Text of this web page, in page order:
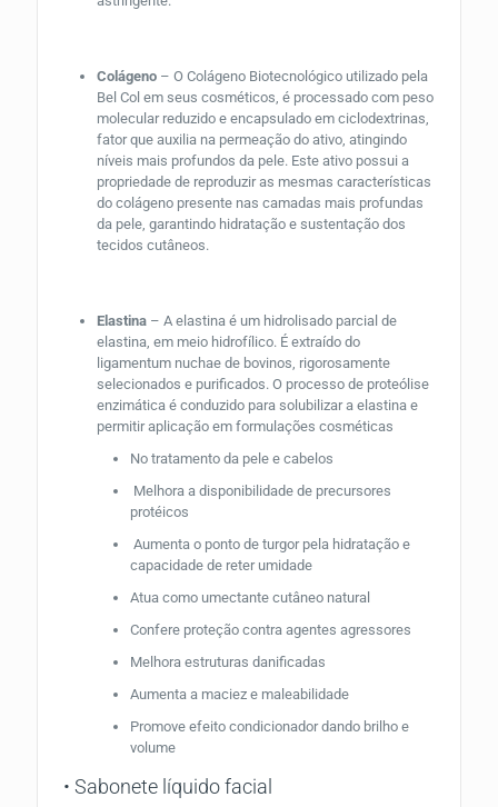
Colágeno – O Colágeno Biotecnológico utilizado pela
Bel Col em seus cosméticos, é processado com peso
molecular reduzido e encapsulado em ciclodextrinas,
fator que auxilia na permeação do ativo, atingindo
níveis mais profundos da pele. Este ativo possui a
propriedade de reproduzir as mesmas características
do colágeno presente nas camadas mais profundas
da pele, garantindo hidratação e sustentação dos
tecidos cutâneos.
Elastina – A elastina é um hidrolisado parcial de
elastina, em meio hidrofílico. É extraído do
ligamentum nuchae de bovinos, rigorosamente
selecionados e purificados. O processo de proteólise
enzimática é conduzido para solubilizar a elastina e
permitir aplicação em formulações cosméticas
No tratamento da pele e cabelos
Melhora a disponibilidade de precursores
protéicos
Aumenta o ponto de turgor pela hidratação e
capacidade de reter umidade
Atua como umectante cutâneo natural
Confere proteção contra agentes agressores
Melhora estruturas danificadas
Aumenta a maciez e maleabilidade
Promove efeito condicionador dando brilho e
volume
• Sabonete líquido facial